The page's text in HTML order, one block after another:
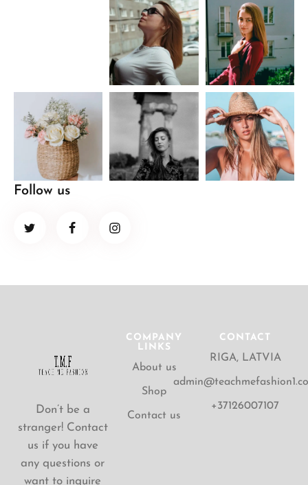
Follow us
Don’t be a
stranger! Contact
us if you have
any questions or
want to inquire
COMPANY
LINKS
About us
Shop
Contact us
CONTACT
RIGA, LATVIA
+37126007107